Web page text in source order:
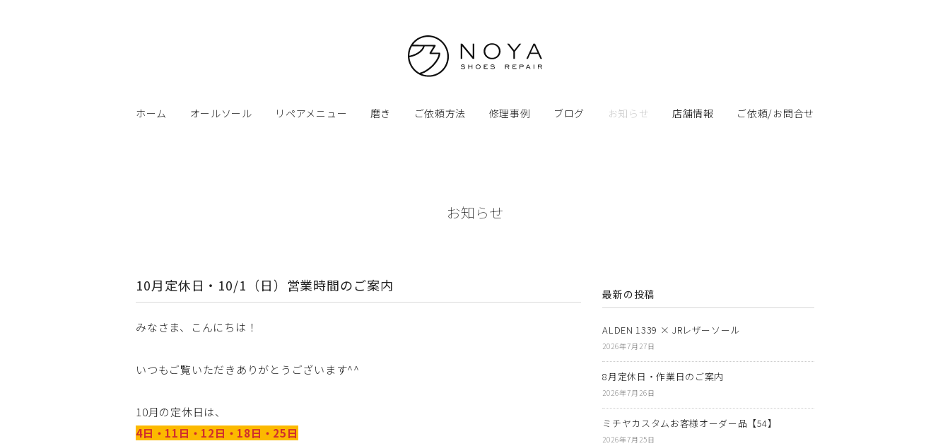
ホーム オールソール リペアメニュー 磨き ご依頼方法 修理事例 ブログ お知らせ 店舗情報 ご依頼/お問合せ
お知らせ
10月定休日・10/1（日）営業時間のご案内
みなさま、こんにちは！
いつもご覧いただきありがとうございます^^
10月の定休日は、
4日・11日・12日・18日・25日
最新の投稿
ALDEN 1339 × JRレザーソール
2026年7月27日
8月定休日・作業日のご案内
2026年7月26日
ミチヤカスタムお客様オーダー品【54】
2026年7月25日